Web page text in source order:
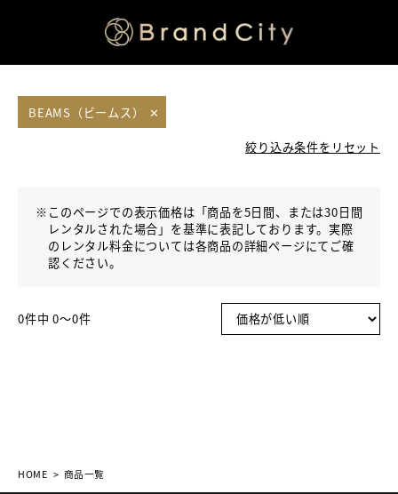
BEAMS（ビームス） ✕
絞り込み条件をリセット
※ このページでの表示価格は「商品を5日間、または30日間
レンタルされた場合」を基準に表記しております。実際
のレンタル料金については各商品の詳細ページにてご確
認ください。
0件中 0〜0件
HOME 商品一覧